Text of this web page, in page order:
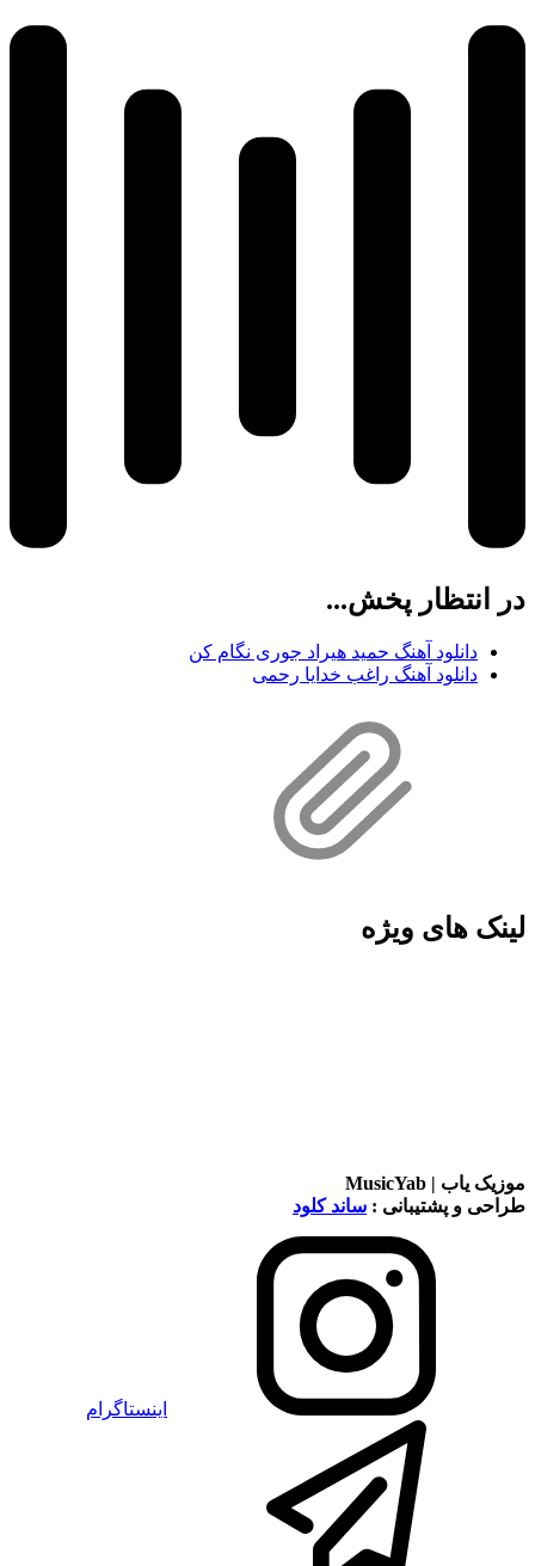
در انتظار پخش...
دانلود آهنگ حمید هیراد جوری نگام کن
دانلود آهنگ راغب خدایا رحمی
لینک های ویژه
موزیک یاب | MusicYab
طراحی و پشتیبانی : ساند کلود
اینستاگرام